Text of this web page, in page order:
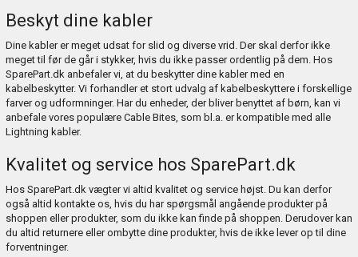
Beskyt dine kabler
Dine kabler er meget udsat for slid og diverse vrid. Der skal derfor ikke
meget til før de går i stykker, hvis du ikke passer ordentlig på dem. Hos
SparePart.dk anbefaler vi, at du beskytter dine kabler med en
kabelbeskytter. Vi forhandler et stort udvalg af kabelbeskyttere i forskellige
farver og udformninger. Har du enheder, der bliver benyttet af børn, kan vi
anbefale vores populære Cable Bites, som bl.a. er kompatible med alle
Lightning kabler.
Kvalitet og service hos SparePart.dk
Hos SparePart.dk vægter vi altid kvalitet og service højst. Du kan derfor
også altid kontakte os, hvis du har spørgsmål angående produkter på
shoppen eller produkter, som du ikke kan finde på shoppen. Derudover kan
du altid returnere eller ombytte dine produkter, hvis de ikke lever op til dine
forventninger.